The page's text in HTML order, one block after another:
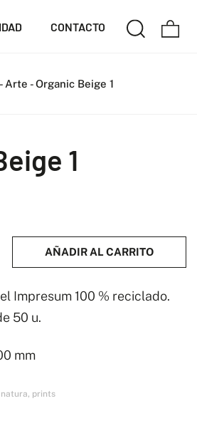
CONTACTO
- Arte -Organic Beige 1
1
AÑADIR AL CARRITO
Impresum 100 % reciclado.
50 u.
mm
natura, prints